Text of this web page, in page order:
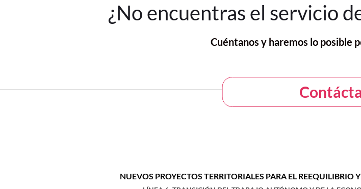
¿No encuentras el servicio
Cuéntanos y haremos lo posible
NUEVOS PROYECTOS TERRITORIALES PARA EL